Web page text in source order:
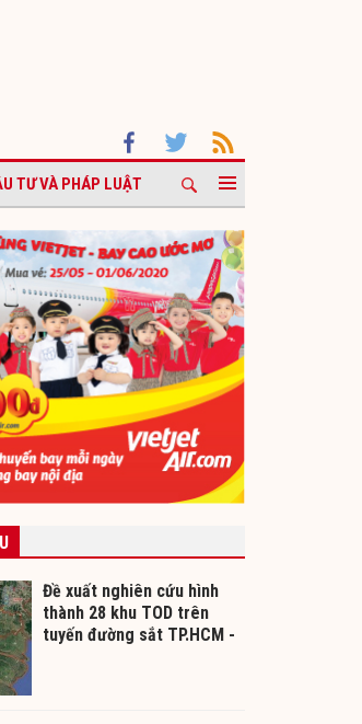
TƯ VÀ PHÁP LUẬT
Đề xuất nghiên cứu hình
thành 28 khu TOD trên
tuyến đường sắt TP.HCM -